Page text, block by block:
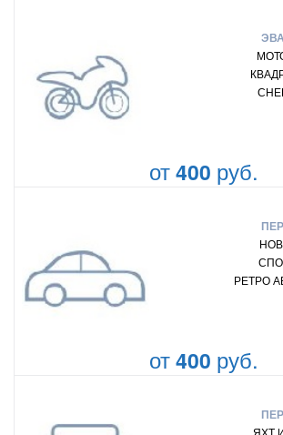
от400 руб.
РЕТРО
от400 руб.